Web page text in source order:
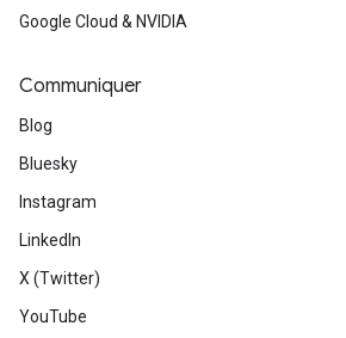
Google Cloud & NVIDIA
Communiquer
Blog
Bluesky
Instagram
LinkedIn
X (Twitter)
YouTube